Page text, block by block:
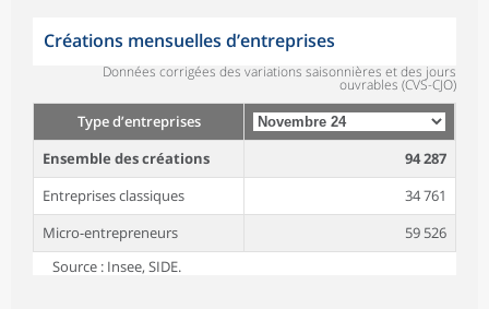
Créations mensuelles d’entreprises
Données corrigées des variations saisonnières et des jours
ouvrables (CVS-CJO)
Type d’entreprises
Ensemble des créations
94 287
Entreprises classiques
34 761
Micro-entrepreneurs
59 526
Source : Insee, SIDE.